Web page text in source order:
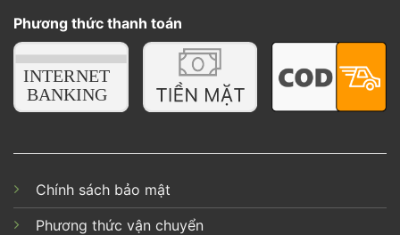
Phương thức thanh toán
Chính sách bảo mật
Phương thức vận chuyển